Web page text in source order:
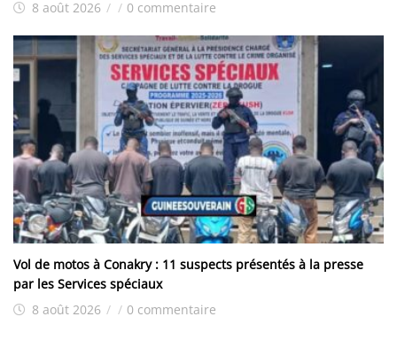
8 août 2026 / / 0 commentaire
Vol de motos à Conakry : 11 suspects présentés à la presse
par les Services spéciaux
8 août 2026 / / 0 commentaire